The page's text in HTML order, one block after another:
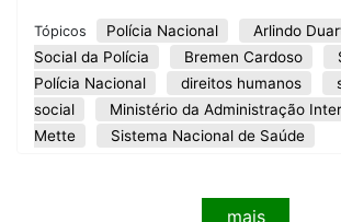
Tópicos Polícia Nacional Arlindo
Social da Polícia
Bremen Cardoso
Polícia Nacional
direitos humanos
social
Ministério da Administração
Mette
Sistema Nacional de Saúde
mais